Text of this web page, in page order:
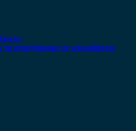
να απαντήσουμε σε οποιαδήποτε